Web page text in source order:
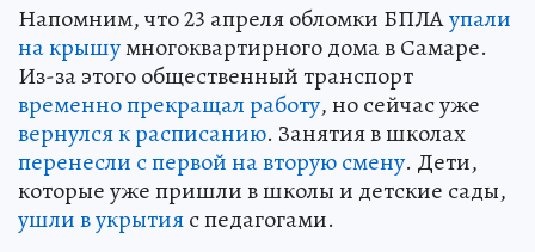
Напомним, что 23 апреля обломки БПЛАупали
на крышумногоквартирного дома в Самаре.
Из-за этого общественный транспорт
временно прекращал работу, но сейчас уже
вернулся к расписанию. Занятия в школах
перенесли с первой на вторую смену. Дети,
которые уже пришли в школы и детские сады,
ушли в укрытияс педагогами.